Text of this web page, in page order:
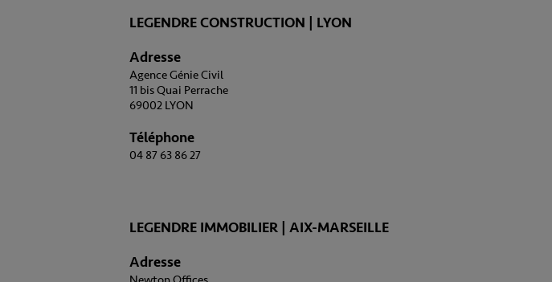
LEGENDRE CONSTRUCTION | LYON
Adresse
Agence Génie Civil
11 bis Quai Perrache
69002 LYON
Téléphone
04 87 63 86 27
LEGENDRE IMMOBILIER | AIX-MARSEILLE
Adresse